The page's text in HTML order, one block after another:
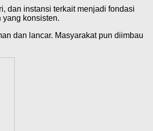
dan instansi terkait menjadi fondasi
konsisten.
dan lancar. Masyarakat pun diimbau